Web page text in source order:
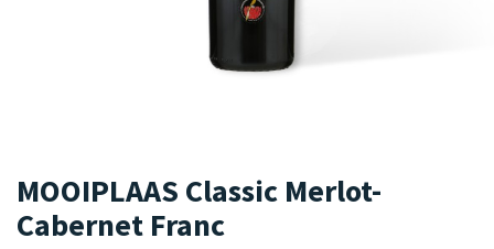
MOOIPLAAS Classic Merlot-
Cabernet Franc